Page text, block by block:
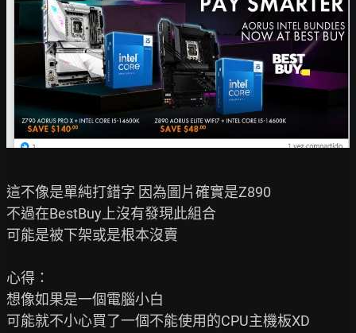
這不像是單純打錯字 因為圖片確實是Z890
不過在BestBuy上沒有發現此組合
可能是被下架或是根本沒賣
心得：
想像如果是一個電腦小白
可能就不小心買了一個不能使用的CPU主機板XD